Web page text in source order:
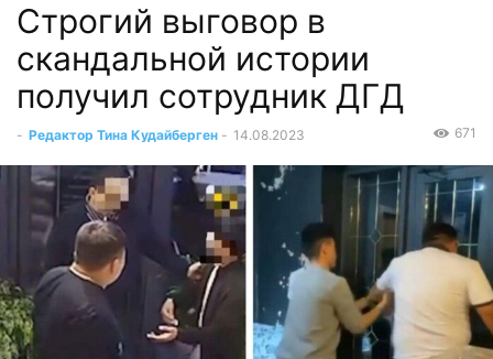
Строгий выговор в
скандальной истории
получил сотрудник ДГД
- Редактор Тина Кудайберген - 14.08.2023 671